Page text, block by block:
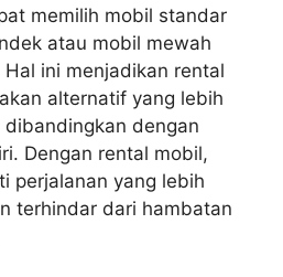
memilih mobil standar
atau mobil mewah
ini menjadikan rental
alternatif yang lebih
dengan
Dengan rental mobil,
perjalanan yang lebih
terhindar dari hambatan